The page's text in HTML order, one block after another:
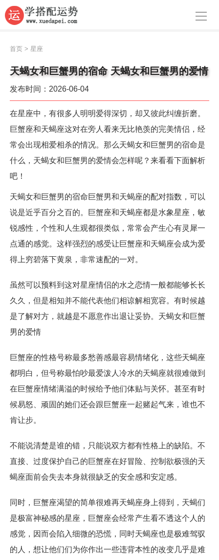
导航
生肖运势
面相
风水
星座
首页 > 星座
天蝎女和巨蟹男的宿命 天蝎女和巨蟹男的爱情
发布时间：2026-06-04
在星座中，有很多人明明爱得深切，却又彼此纠缠折磨。
巨蟹座和天蝎座这对在旁人看来无比艳羡的完美情侣，经
常会出现相爱相杀的情况。那么天蝎女和巨蟹男的宿命是
什么，天蝎女和巨蟹男的爱情会怎样呢？来看看下面解析
吧！
天蝎女和巨蟹男的宿命巨蟹男和天蝎座的配对指数，可以
说是近乎百分之百的。巨蟹座和天蝎座都是水象星座，敏
锐感性，个性和人生观都很类似，常常会产生心有灵犀一
点通的感觉。这样强烈的感受让巨蟹座和天蝎座会成为爱
得上穷碧落下黄泉，非常速配的一对。
虽然可以预料到这对星座情侣的水之恋情一般都能够长长
久久，但是相知并不能代表他们相谅解相宽容。有时候越
是了解对方，就越是不愿意作出退让妥协。天蝎女和巨蟹
男的爱情
巨蟹座的性格号称最多愁善感最容易情绪化，这些天蝎座
都明白，但号称最怕吵最爱泼人冷水的天蝎座就很难做到
在巨蟹座情绪满溢的时候给予他们体贴与关怀。甚至有时
候易怒、顽固的她们还会跟巨蟹座一起赌起气来，谁也不
肯让步。
不能说清楚是谁的错，只能说双方都有性格上的缺陷。不
直接、过度保护自己的巨蟹座在好冒险、控制欲极强的天
蝎座面前会失去本身就很缺乏的安全感和安定感。
同时，巨蟹座渴望的简单很难再天蝎座身上得到，天蝎们
是极富神秘感的星座，巨蟹座会经常产生看不透这个人的
感觉，因而会陷入细微的恐慌，同时天蝎座也是极难驾驭
的人，想让他们们为你作出一些违背本性的改变几乎是难